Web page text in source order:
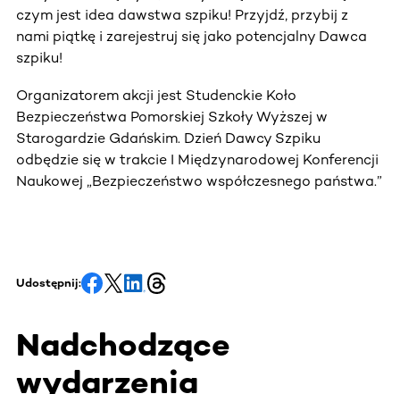
czym jest idea dawstwa szpiku! Przyjdź, przybij z
nami piątkę i zarejestruj się jako potencjalny Dawca
szpiku!
Organizatorem akcji jest Studenckie Koło
Bezpieczeństwa Pomorskiej Szkoły Wyższej w
Starogardzie Gdańskim. Dzień Dawcy Szpiku
odbędzie się w trakcie I Międzynarodowej Konferencji
Naukowej „Bezpieczeństwo współczesnego państwa.”
Udostępnij:
Nadchodzące
wydarzenia